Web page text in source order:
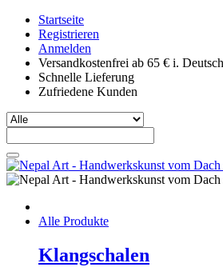
Startseite
Registrieren
Anmelden
Versandkostenfrei ab 65 € i.
Schnelle Lieferung
Zufriedene Kunden
Alle Produkte
Klangschalen